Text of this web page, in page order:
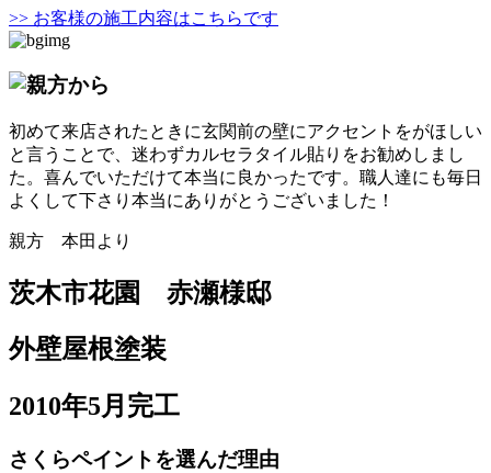
>> お客様の施工内容はこちらです
初めて来店されたときに玄関前の壁にアクセントをがほしい
と言うことで、迷わずカルセラタイル貼りをお勧めしまし
た。喜んでいただけて本当に良かったです。職人達にも毎日
よくして下さり本当にありがとうございました！
親方 本田より
茨木市花園 赤瀬様邸
外壁屋根塗装
2010年5月完工
さくらペイントを選んだ理由